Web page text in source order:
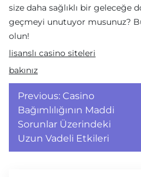
size daha sağlıklı bir geleceğe
geçmeyi unutuyor musunuz?
olun!
lisanslı casino siteleri
bakınız
Yazı
gezinmesi
Previous: Casino
Bağımlılığının Maddi
Sorunlar Üzerindeki
Uzun Vadeli Etkileri